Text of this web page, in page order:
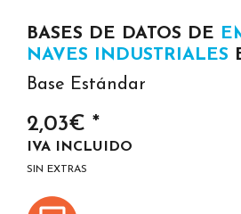
BASES DE DATOS DE
NAVES INDUSTRIALES
Base Estándar
2,03€ *
IVA INCLUIDO
SIN EXTRAS